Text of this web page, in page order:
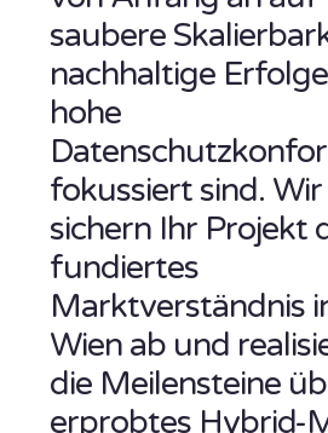
saubere
nachhaltige
hohe
fokussiert sind. Wir
sichern Ihr Projekt
fundiertes
Marktverständnis
Wien ab und
die Meilensteine
erprobtes Hybrid-